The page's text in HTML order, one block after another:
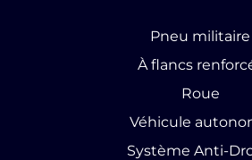
Pneu militaire
À flancs
Roue
Véhicule
Système Anti-